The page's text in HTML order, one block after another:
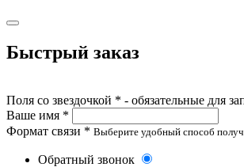
Быстрый заказ
Поля со звездочкой * - обязательные для
Ваше имя *
Формат связи * Выберите удобный способ
Обратный звонок